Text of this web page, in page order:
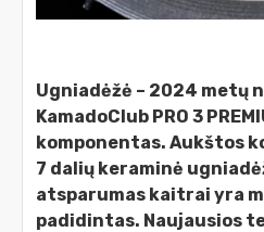
Ugniadėžė – 2024 metų
KamadoClub PRO 3
komponentas. Aukštos
7 dalių keraminė
atsparumas kaitrai yra
padidintas. Naujausios